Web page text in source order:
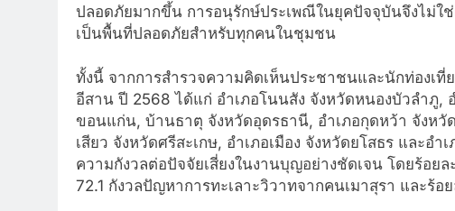
ปลอดภัยมากขึ้น การอนุรักษ์ประเพณีในยุคปัจจุบันจึงไม่ใ
เป็นพื้นที่ปลอดภัยสำหรับทุกคนในชุมชน
ทั้งนี้ จากการสำรวจความคิดเห็นประชาชนและนักท่อง
อีสาน ปี 2568 ได้แก่ อำเภอโนนสัง จังหวัดหนองบัวลำภู,
ขอนแก่น, บ้านธาตุ จังหวัดอุดรธานี, อำเภอกุดหว้า จังหวั
เสียว จังหวัดศรีสะเกษ, อำเภอเมือง จังหวัดยโสธร และ
ความกังวลต่อปัจจัยเสี่ยงในงานบุญอย่างชัดเจน โดยร้อยล
72.1 กังวลปัญหาการทะเลาะวิวาทจากคนเมาสุรา และร้อ